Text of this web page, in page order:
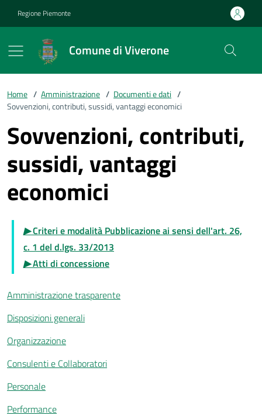
Regione Piemonte
Comune di Viverone
Home / Amministrazione / Documenti e dati /
Sovvenzioni, contributi, sussidi, vantaggi economici
Sovvenzioni, contributi,
sussidi, vantaggi
economici
▶Criteri e modalità Pubblicazione ai sensi dell'art. 26,
c. 1 del d.lgs. 33/2013
▶Atti di concessione
Amministrazione trasparente
Disposizioni generali
Organizzazione
Consulenti e Collaboratori
Personale
Performance